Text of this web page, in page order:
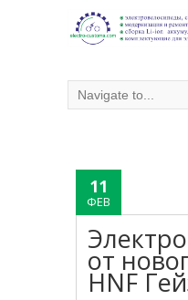
11
ФЕВ
от
HNF